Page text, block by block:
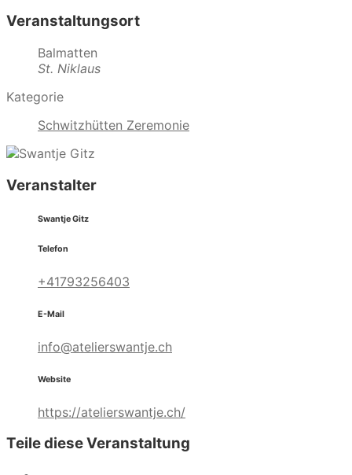
Veranstaltungsort
Balmatten
St. Niklaus
Kategorie
Schwitzhütten Zeremonie
Veranstalter
Swantje Gitz
Telefon
+41793256403
E-Mail
info@atelierswantje.ch
Website
https://atelierswantje.ch/
Teile diese Veranstaltung